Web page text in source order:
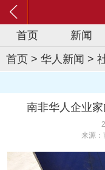
首页
新闻
首页 > 华人新闻 >
南非华人企业
来源：